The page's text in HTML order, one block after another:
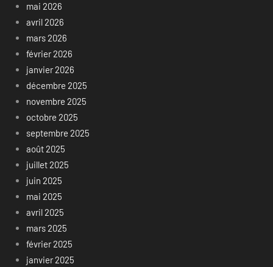
mai 2026
avril 2026
mars 2026
février 2026
janvier 2026
décembre 2025
novembre 2025
octobre 2025
septembre 2025
août 2025
juillet 2025
juin 2025
mai 2025
avril 2025
mars 2025
février 2025
janvier 2025